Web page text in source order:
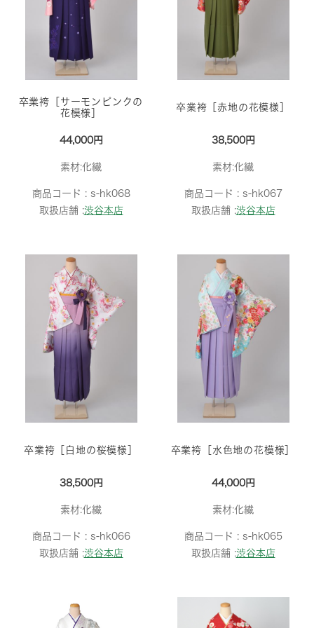
卒業袴［サーモンピンクの
花模様］
44,000円
素材:化繊
商品コード : s-hk068
取扱店舗 :渋谷本店
卒業袴［赤地の花模様］
38,500円
素材:化繊
商品コード : s-hk067
取扱店舗 :渋谷本店
卒業袴［白地の桜模様］
38,500円
素材:化繊
商品コード : s-hk066
取扱店舗 :渋谷本店
卒業袴［水色地の花模様］
44,000円
素材:化繊
商品コード : s-hk065
取扱店舗 :渋谷本店